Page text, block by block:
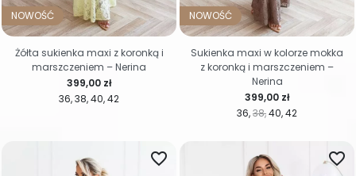
NOWOŚĆ
36 38 40 42
Cena
399,00 zł
Żółta sukienka maxi z koronką i
marszczeniem – Nerina
NOWOŚĆ
36 38 40 42
Cena
399,00 zł
Sukienka maxi w kolorze mokka
z koronką i marszczeniem –
Nerina
favorite_border favorite_border